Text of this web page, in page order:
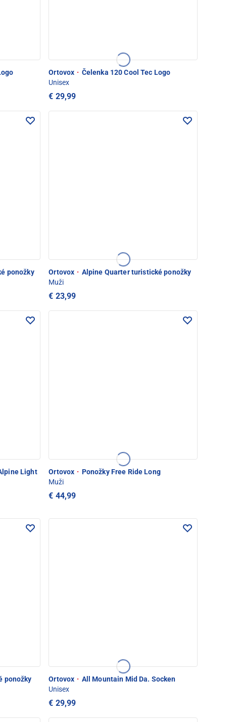
Ortovox · Čelenka 120 Cool Tec Logo
Unisex
€ 29,99
ponožky
Ortovox · Alpine Quarter turistické ponožky
Muži
€ 23,99
Light
Ortovox · Ponožky Free Ride Long
Muži
€ 44,99
ponožky
Ortovox · All Mountain Mid Da. Socken
Unisex
€ 29,99